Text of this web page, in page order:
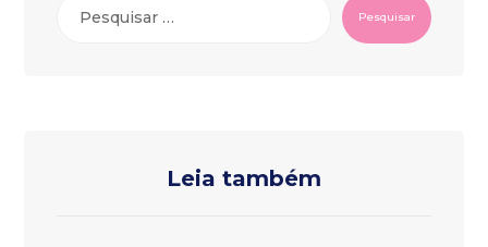
Pesquisar
Leia também